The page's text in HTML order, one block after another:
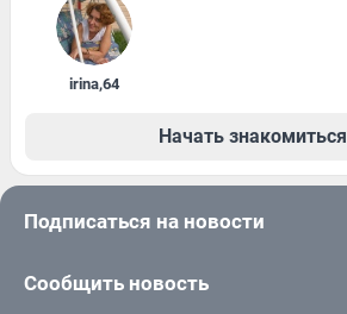
irina,64
Начать знакомиться
Подписаться на новости
Сообщить новость